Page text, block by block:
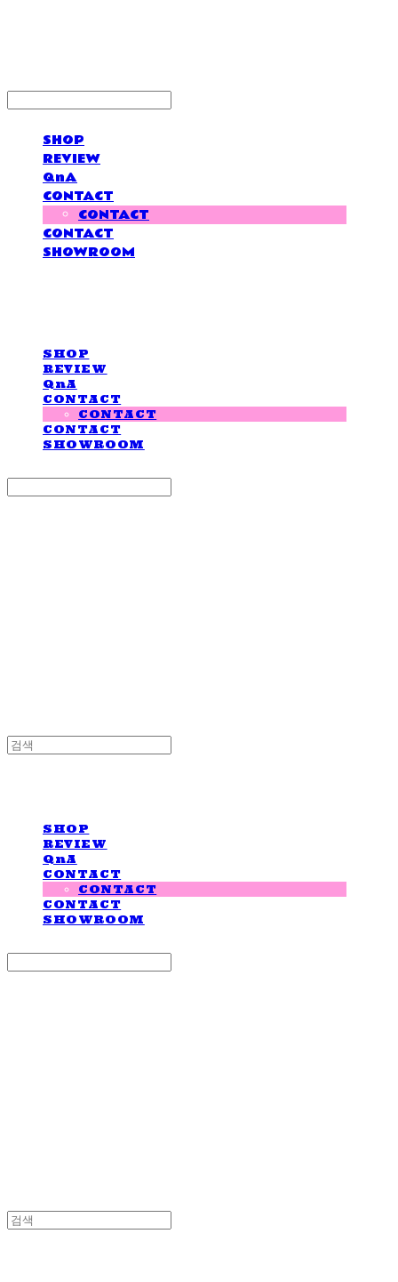
SHOP
REVIEW
QnA
CONTACT
CONTACT
CONTACT
SHOWROOM
SHOP
REVIEW
QnA
CONTACT
CONTACT
CONTACT
SHOWROOM
SHOP
REVIEW
QnA
CONTACT
CONTACT
CONTACT
SHOWROOM